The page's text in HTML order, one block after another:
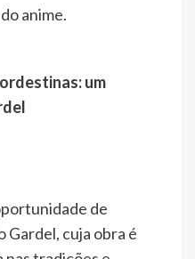
anime.
um
de
cuja obra é